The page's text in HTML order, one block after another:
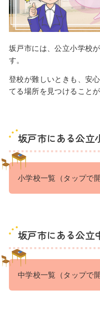
坂戸市には、公立小学校
す。
登校が難しいときも、安
てる場所を見つけることが
坂戸市にある公立
小学校一覧（タップで開
坂戸市にある公立
中学校一覧（タップで開